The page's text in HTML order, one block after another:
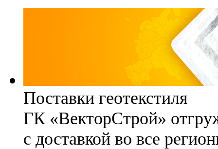
Поставки геотекстиля
ГК «ВекторСтрой»
с доставкой во все